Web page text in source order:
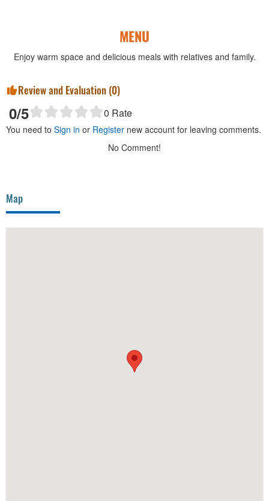
MENU
Enjoy warm space and delicious meals with relatives and family.
Review and Evaluation (0)
0/5 0 Rate
You need to Sign in or Register new account for leaving comments.
No Comment!
Map